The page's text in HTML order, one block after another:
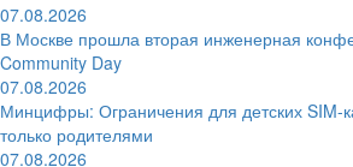
07.08.2026
В Москве прошла вторая инженерная
Community Day
07.08.2026
Минцифры: Ограничения для детских SIM-
только родителями
07.08.2026